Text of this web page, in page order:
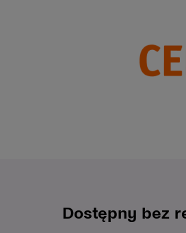
Dostępny bez